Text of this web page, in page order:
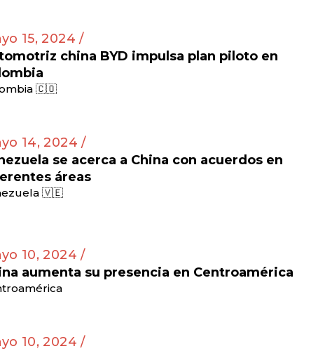
15, 2024 /
china BYD impulsa plan piloto en
🇨🇴
14, 2024 /
se acerca a China con acuerdos en
áreas
🇻🇪
10, 2024 /
aumenta su presencia en Centroamérica
10, 2024 /